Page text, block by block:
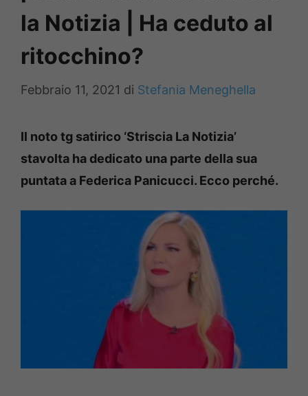
la Notizia | Ha ceduto al
ritocchino?
Febbraio 11, 2021 di Stefania Meneghella
Il noto tg satirico ‘Striscia La Notizia’
stavolta ha dedicato una parte della sua
puntata a Federica Panicucci. Ecco perché.